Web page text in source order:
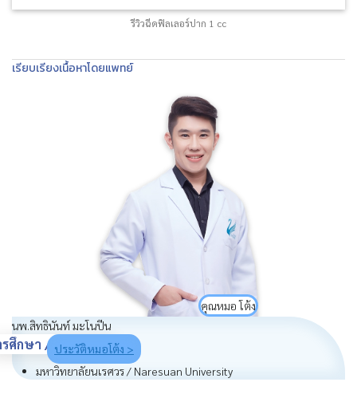
รีวิวฉีดฟิลเลอร์ปาก 1 cc
เรียบเรียงเนื้อหาโดยแพทย์
คุณหมอ โต้ง
นพ.สิทธินันท์ มะโนปีน
รศึกษา / Education
มหาวิทยาลัยนเรศวร / Naresuan University
ประวัติหมอโต้ง >